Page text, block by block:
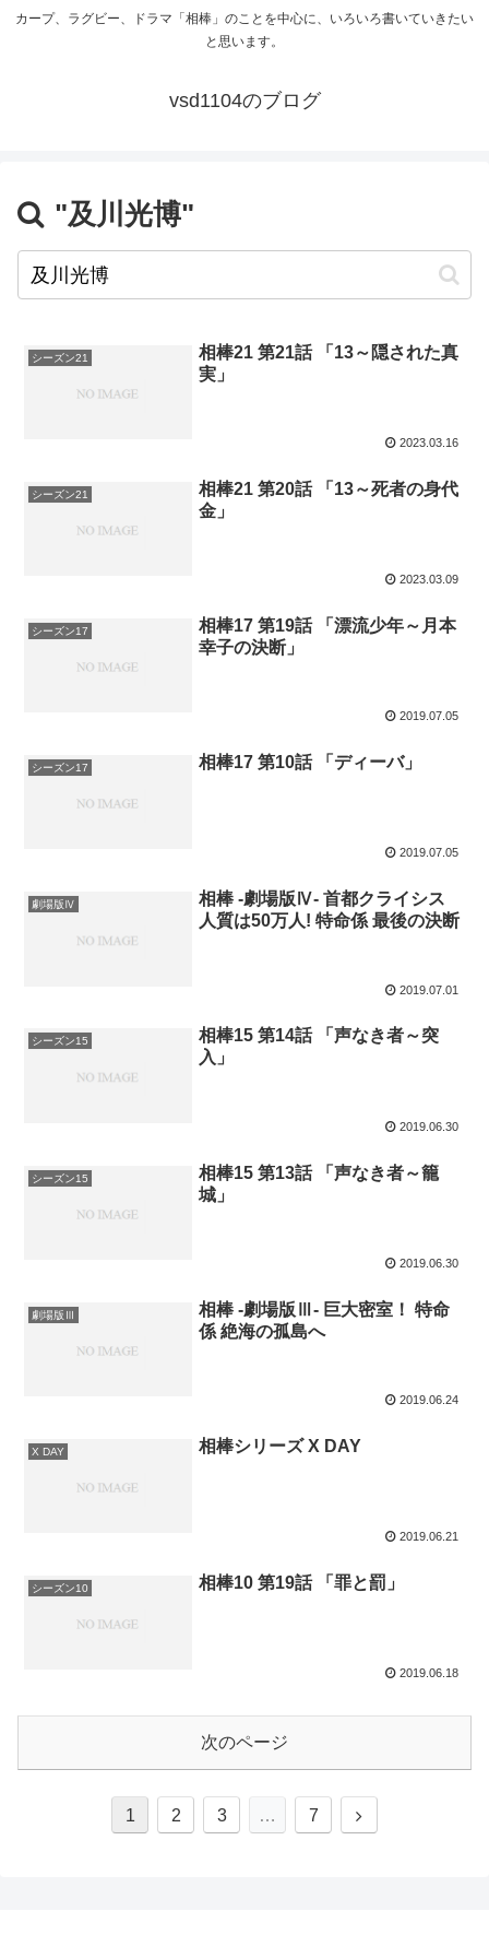
カープ、ラグビー、ドラマ「相棒」のことを中心に、いろいろ書いていきたい
と思います。
vsd1104のブログ
"及川光博"
シーズン21
相棒21 第21話 「13～隠された真
実」
2023.03.16
シーズン21
相棒21 第20話 「13～死者の身代
金」
2023.03.09
シーズン17
相棒17 第19話 「漂流少年～月本
幸子の決断」
2019.07.05
シーズン17 相棒17 第10話 「ディーバ」
2019.07.05
劇場版Ⅳ
相棒 -劇場版Ⅳ- 首都クライシス
人質は50万人! 特命係 最後の決断
2019.07.01
シーズン15
相棒15 第14話 「声なき者～突
入」
2019.06.30
シーズン15
相棒15 第13話 「声なき者～籠
城」
2019.06.30
劇場版Ⅲ
相棒 -劇場版Ⅲ- 巨大密室！ 特命
係 絶海の孤島へ
2019.06.24
X DAY 相棒シリーズ X DAY
2019.06.21
シーズン10 相棒10 第19話 「罪と罰」
2019.06.18
次のページ
1 2 3 … 7
次